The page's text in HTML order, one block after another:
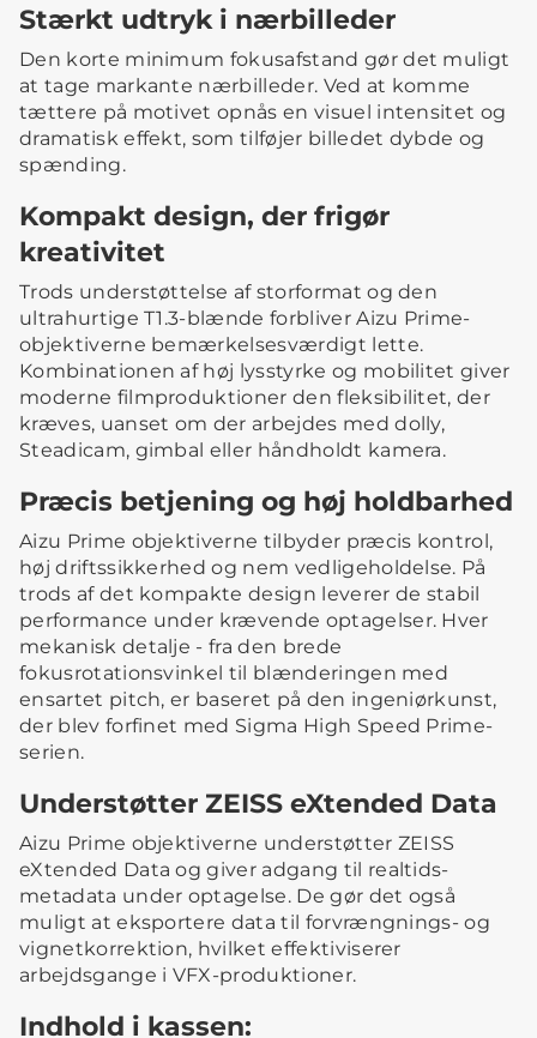
Stærkt udtryk i nærbilleder
Den korte minimum fokusafstand gør det muligt
at tage markante nærbilleder. Ved at komme
tættere på motivet opnås en visuel intensitet og
dramatisk effekt, som tilføjer billedet dybde og
spænding.
Kompakt design, der frigør
kreativitet
Trods understøttelse af storformat og den
ultrahurtige T1.3-blænde forbliver Aizu Prime-
objektiverne bemærkelsesværdigt lette.
Kombinationen af høj lysstyrke og mobilitet giver
moderne filmproduktioner den fleksibilitet, der
kræves, uanset om der arbejdes med dolly,
Steadicam, gimbal eller håndholdt kamera.
Præcis betjening og høj holdbarhed
Aizu Prime objektiverne tilbyder præcis kontrol,
høj driftssikkerhed og nem vedligeholdelse. På
trods af det kompakte design leverer de stabil
performance under krævende optagelser. Hver
mekanisk detalje - fra den brede
fokusrotationsvinkel til blænderingen med
ensartet pitch, er baseret på den ingeniørkunst,
der blev forfinet med Sigma High Speed Prime-
serien.
Understøtter ZEISS eXtended Data
Aizu Prime objektiverne understøtter ZEISS
eXtended Data og giver adgang til realtids-
metadata under optagelse. De gør det også
muligt at eksportere data til forvrængnings- og
vignetkorrektion, hvilket effektiviserer
arbejdsgange i VFX-produktioner.
Indhold i kassen: